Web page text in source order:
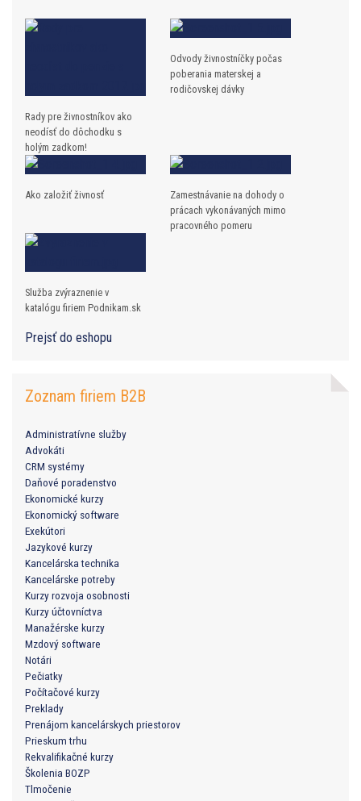
Rady pre živnostníkov ako
neodísť do dôchodku s
holým zadkom!
Odvody živnostníčky počas
poberania materskej a
rodičovskej dávky
Ako založiť živnosť
Zamestnávanie na dohody o
prácach vykonávaných mimo
pracovného pomeru
Služba zvýraznenie v
katalógu firiem Podnikam.sk
Prejsť do eshopu
Zoznam firiem B2B
Administratívne služby
Advokáti
CRM systémy
Daňové poradenstvo
Ekonomické kurzy
Ekonomický software
Exekútori
Jazykové kurzy
Kancelárska technika
Kancelárske potreby
Kurzy rozvoja osobnosti
Kurzy účtovníctva
Manažérske kurzy
Mzdový software
Notári
Pečiatky
Počítačové kurzy
Preklady
Prenájom kancelárskych priestorov
Prieskum trhu
Rekvalifikačné kurzy
Školenia BOZP
Tlmočenie